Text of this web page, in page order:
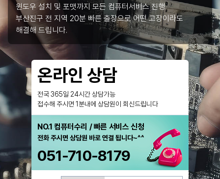
윈도우 설치 및 포맷까지 모든 컴퓨터서비스 진행.
부산진구 전 지역 20분 빠른 출장으로 어떤 고장이라도
해결해 드립니다.
온라인 상담
전국 365일 24시간 상담가능
접수해 주시면 1분내에 상담원이 회신드립니다
NO.1 컴퓨터수리 / 빠른 서비스 신청
전화 주시면 상담원 바로 연결 됩니다~^^
051-710-8179